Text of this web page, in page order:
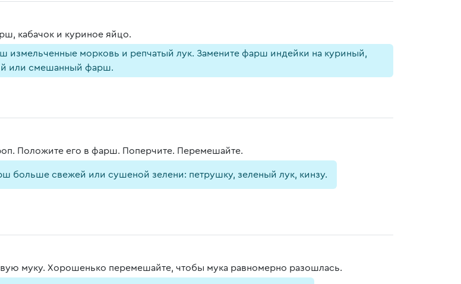
кабачок и куриное яйцо.
измельченные морковь и репчатый лук. Замените фарш индейки на куриный,
или смешанный фарш.
Положите его в фарш. Поперчите. Перемешайте.
больше свежей или сушеной зелени: петрушку, зеленый лук, кинзу.
муку. Хорошенько перемешайте, чтобы мука равномерно разошлась.